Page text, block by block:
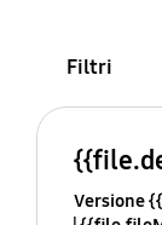
Filtri
Versione